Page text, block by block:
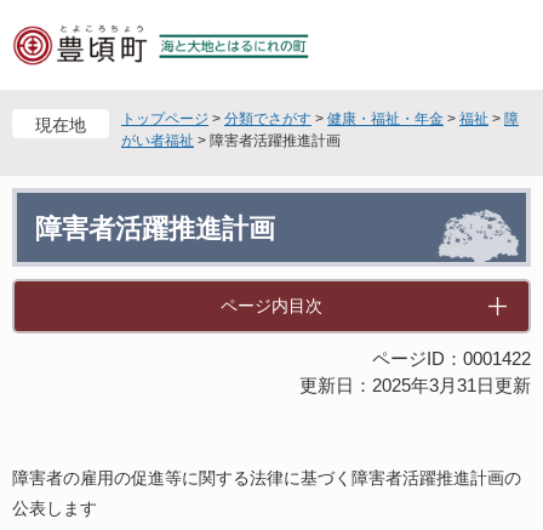
ー
す
ニ
し
文
現在地 トップページ > 分類でさがす > 健康・福祉・年金 > 福祉 > 障
がい者福祉 > 障害者活躍推進計画
障害者活躍推進計画
ページ内目次
ページID：0001422
更新日：2025年3月31日更新
障害者の雇用の促進等に関する法律に基づく障害者活躍推進計画の
公表します